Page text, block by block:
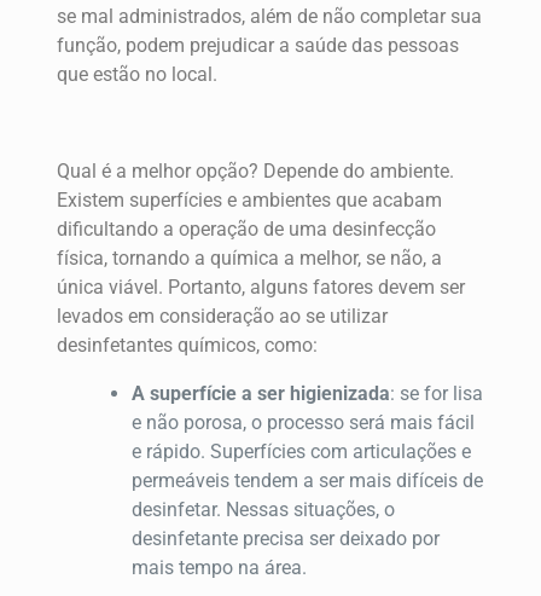
se mal administrados, além de não completar sua
função, podem prejudicar a saúde das pessoas
que estão no local.
Qual é a melhor opção? Depende do ambiente.
Existem superfícies e ambientes que acabam
dificultando a operação de uma desinfecção
física, tornando a química a melhor, se não, a
única viável. Portanto, alguns fatores devem ser
levados em consideração ao se utilizar
desinfetantes químicos, como:
A superfície a ser higienizada: se for lisa
e não porosa, o processo será mais fácil
e rápido. Superfícies com articulações e
permeáveis tendem a ser mais difíceis de
desinfetar. Nessas situações, o
desinfetante precisa ser deixado por
mais tempo na área.